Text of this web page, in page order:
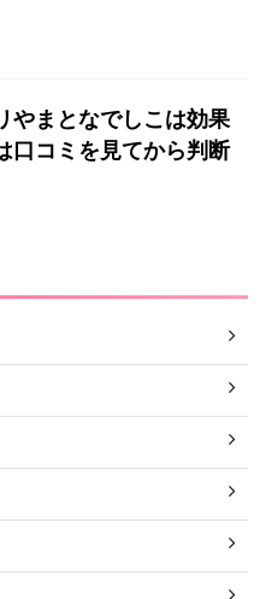
やまとなでしこは効果
口コミを見てから判断